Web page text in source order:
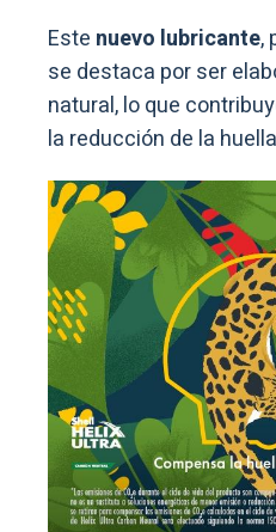
Este nuevo lubricante,
se destaca por ser
natural, lo que
la reducción de la